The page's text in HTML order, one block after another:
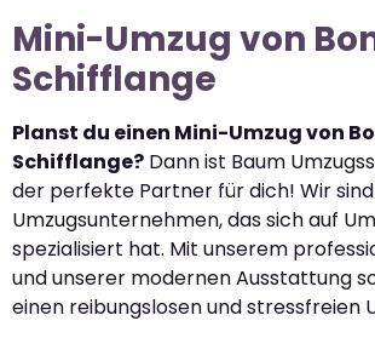
Mini-Umzug von
Schifflange
Planst du einen Mini-Umzug von
Schifflange? Dann ist Baum
der perfekte Partner für dich! Wir
Umzugsunternehmen, das sich auf
spezialisiert hat. Mit unserem
und unserer modernen Ausstattung
einen reibungslosen und stressfreien